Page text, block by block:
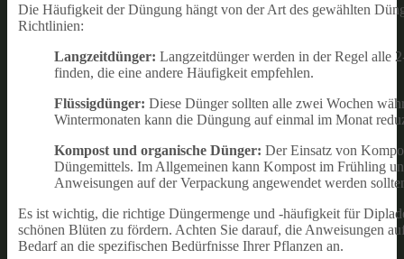
Die Häufigkeit der Düngung hängt von der Art des gewählten
Richtlinien:
Langzeitdünger: Langzeitdünger werden in der Regel alle
finden, die eine andere Häufigkeit empfehlen.
Flüssigdünger: Diese Dünger sollten alle zwei Wochen
Wintermonaten kann die Düngung auf einmal im Monat
Kompost und organische Dünger: Der Einsatz von
Düngemittels. Im Allgemeinen kann Kompost im Frühling
Anweisungen auf der Verpackung angewendet werden
Es ist wichtig, die richtige Düngermenge und -häufigkeit für
schönen Blüten zu fördern. Achten Sie darauf, die Anweisungen
Bedarf an die spezifischen Bedürfnisse Ihrer Pflanzen an.